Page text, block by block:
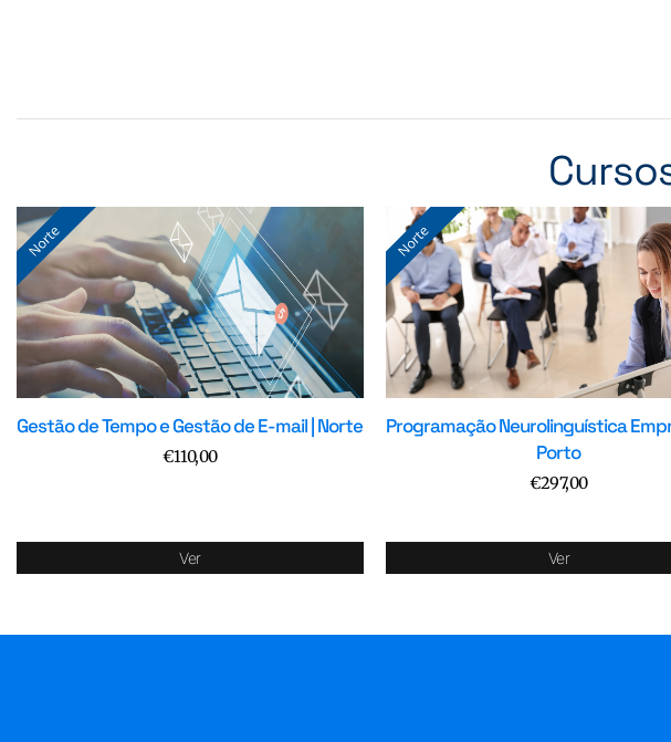
Gestão de Tempo e Gestão de E-mail | Norte
€110,00
Ver
Programação Neurolinguística
Porto
€297,00
Ver